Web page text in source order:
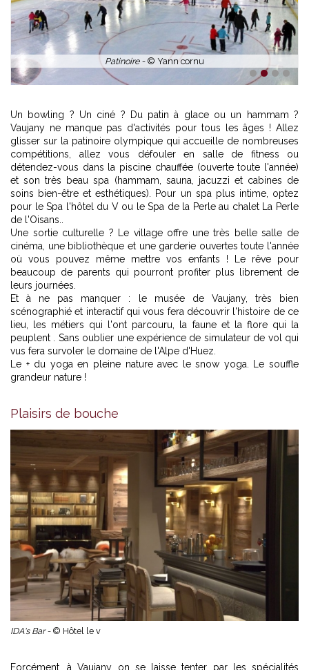
1 2 3 4
Un bowling ? Un ciné ? Du patin à glace ou un hammam ?
Vaujany ne manque pas d'activités pour tous les âges ! Allez
glisser sur la patinoire olympique qui accueille de nombreuses
compétitions, allez vous défouler en salle de fitness ou
détendez-vous dans la piscine chauffée (ouverte toute l'année)
et son très beau spa (hammam, sauna, jacuzzi et cabines de
soins bien-être et esthétiques). Pour un spa plus intime, optez
pour le Spa l'hôtel du V ou le Spa de la Perle au chalet La Perle
de l'Oisans..
Une sortie culturelle ? Le village offre une très belle salle de
cinéma, une bibliothèque et une garderie ouvertes toute l'année
où vous pouvez même mettre vos enfants ! Le rêve pour
beaucoup de parents qui pourront profiter plus librement de
leurs journées.
Et à ne pas manquer : le musée de Vaujany, très bien
scénographié et interactif qui vous fera découvrir l'histoire de ce
lieu, les métiers qui l'ont parcouru, la faune et la flore qui la
peuplent . Sans oublier une expérience de simulateur de vol qui
vus fera survoler le domaine de l'Alpe d'Huez.
Le + du yoga en pleine nature avec le snow yoga. Le souffle
grandeur nature !
Plaisirs de bouche
IDA's Bar - © Hôtel le v
Forcément, à Vaujany on se laisse tenter par les spécialités